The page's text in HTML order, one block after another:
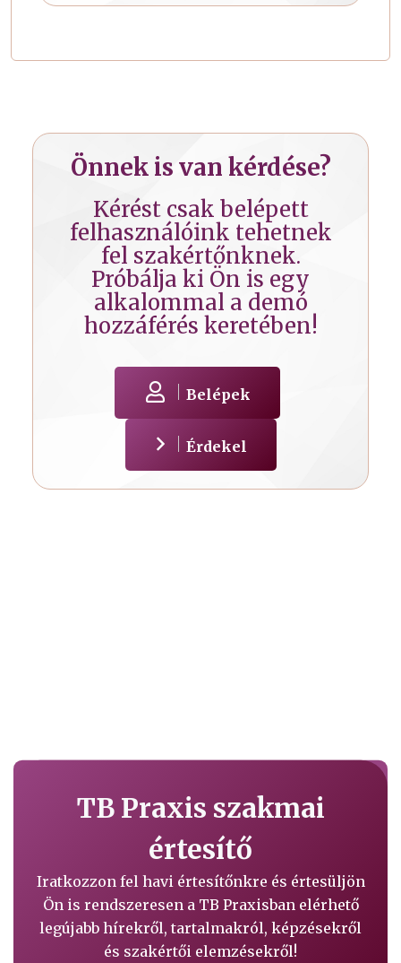
Önnek is van kérdése?
Kérést csak belépett
felhasználóink tehetnek
fel szakértőnknek.
Próbálja ki Ön is egy
alkalommal a demó
hozzáférés keretében!
Belépek
Érdekel
TB Praxis szakmai
értesítő
Iratkozzon fel havi értesítőnkre és értesüljön
Ön is rendszeresen a TB Praxisban elérhető
legújabb hírekről, tartalmakról, képzésekről
és szakértői elemzésekről!